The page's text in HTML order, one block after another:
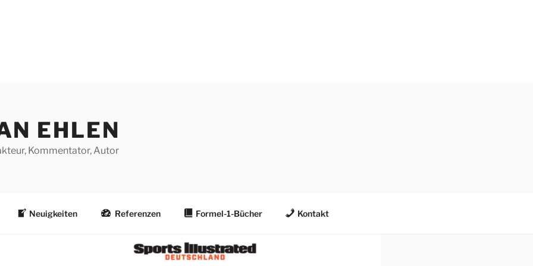
EHLEN
Kommentator, Autor
Neuigkeiten Referenzen Formel-1-Bücher Kontakt